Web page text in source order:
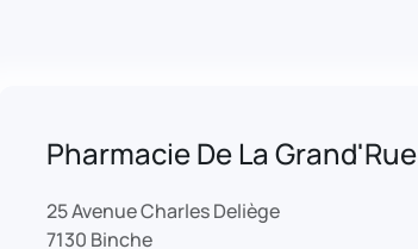
Pharmacie De La Grand'Rue
25 Avenue Charles Deliège
7130 Binche